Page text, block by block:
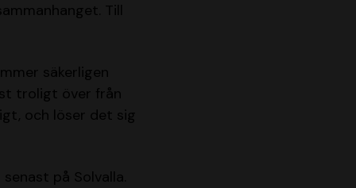
Till
säkerligen
troligt över från
och löser det sig
på Solvalla.